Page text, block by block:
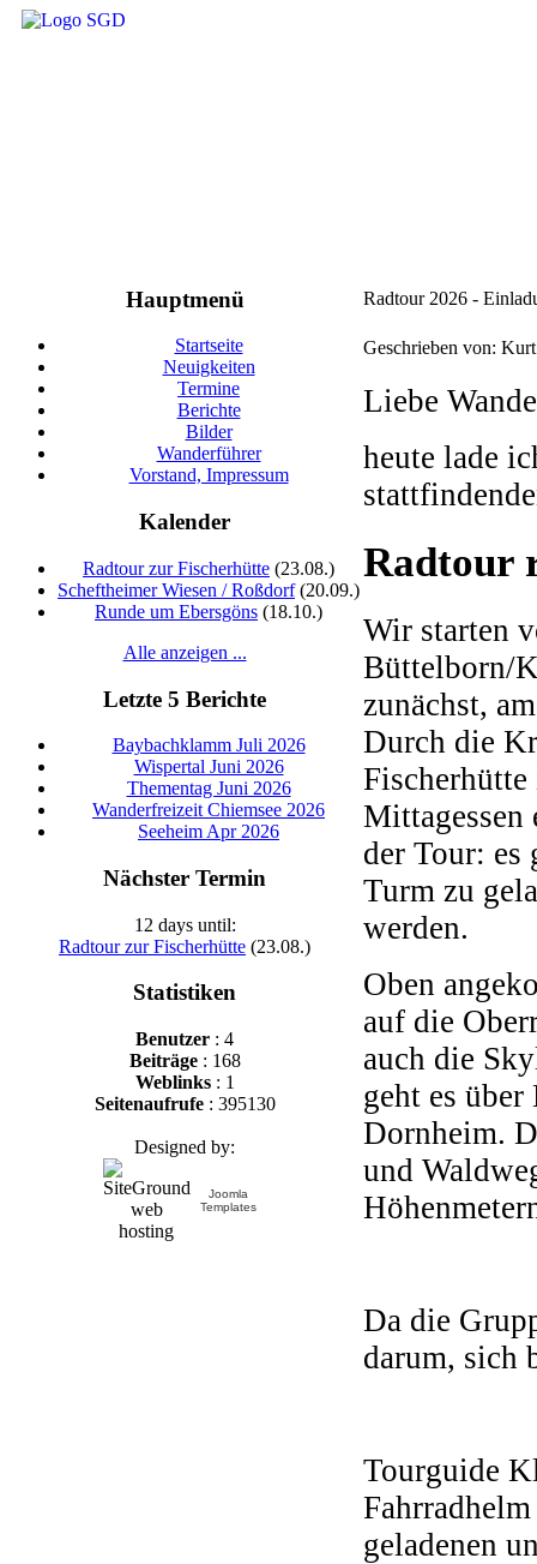
Hauptmenü
Startseite
Neuigkeiten
Termine
Berichte
Bilder
Wanderführer
Vorstand, Impressum
Kalender
Radtour zur Fischerhütte (23.08.)
Scheftheimer Wiesen / Roßdorf(20.09.)
Runde um Ebersgöns (18.10.)
Alle anzeigen ...
Letzte 5 Berichte
Baybachklamm Juli 2026
Wispertal Juni 2026
Thementag Juni 2026
Wanderfreizeit Chiemsee 2026
Seeheim Apr 2026
Nächster Termin
12 days until:
Radtour zur Fischerhütte (23.08.)
Statistiken
Benutzer : 4
Beiträge: 168
Weblinks: 1
Seitenaufrufe: 395130
Designed by:
Joomla
Templates
Radtour 2026 -
Geschrieben von:
Liebe
heute lade
Radtour
Wir starten
Büttelborn/
zunächst,
Durch die
Mittagessen
der Tour:
Turm zu
werden.
Oben
auf die
auch die
geht es
Dornheim.
und
Da die
darum, sich
Tourguide
geladenen